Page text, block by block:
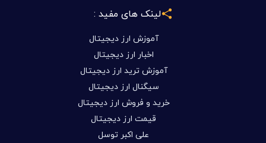
لینک های مفید :
آموزش ارز دیجیتال
اخبار ارز دیجیتال
آموزش ترید ارز دیجیتال
سیگنال ارز دیجیتال
خرید و فروش ارز دیجیتال
قیمت ارز دیجیتال
علی اکبر توسل